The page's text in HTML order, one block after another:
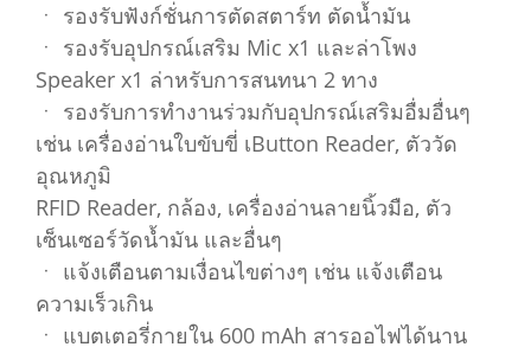
ㆍ รองรับฟังก์ชั่นการตัดสตาร์ท ตัดน้ำมัน
ㆍ รองรับอุปกรณ์เสริม Mic x1 และล่าโพง
Speaker x1 ล่าหรับการสนทนา 2 ทาง
ㆍ รองรับการทำงานร่วมกับอุปกรณ์เสริมอื่มอื่นๆ
เช่น เครื่องอ่านใบขับขี่ เButton Reader, ตัววัด
อุณหภูมิ
RFID Reader, กล้อง, เครื่องอ่านลายนิ้วมือ, ตัว
เซ็นเซอร์วัดน้ำมัน และอื่นๆ
ㆍ แจ้งเตือนตามเงื่อนไขต่างๆ เช่น แจ้งเตือน
ความเร็วเกิน
ㆍ แบตเตอรี่กายใน 600 mAh สารออไฟได้นาน